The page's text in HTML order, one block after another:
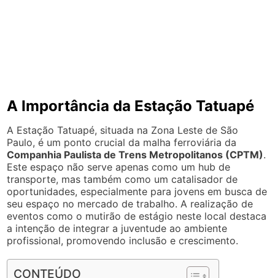
A Importância da Estação Tatuapé
A Estação Tatuapé, situada na Zona Leste de São
Paulo, é um ponto crucial da malha ferroviária da
Companhia Paulista de Trens Metropolitanos (CPTM).
Este espaço não serve apenas como um hub de
transporte, mas também como um catalisador de
oportunidades, especialmente para jovens em busca de
seu espaço no mercado de trabalho. A realização de
eventos como o mutirão de estágio neste local destaca
a intenção de integrar a juventude ao ambiente
profissional, promovendo inclusão e crescimento.
CONTEÚDO